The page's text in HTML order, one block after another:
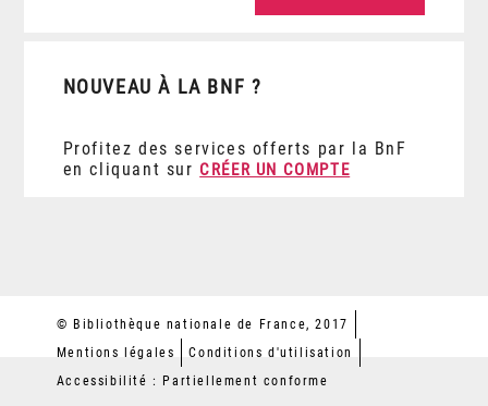
NOUVEAU À LA BNF ?
Profitez des services offerts par la BnF
en cliquant sur CRÉER UN COMPTE
© Bibliothèque nationale de France, 2017
Mentions légales
Conditions d'utilisation
Accessibilité : Partiellement conforme